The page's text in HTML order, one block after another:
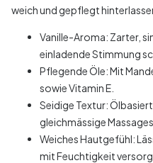
weich und gepflegt
Vanille-Aroma: Zarter,
einladende Stimmung
Pflegende Öle: Mit
sowie Vitamin E.
Seidige Textur:
gleichmässige
Weiches Hautgefühl:
mit Feuchtigkeit